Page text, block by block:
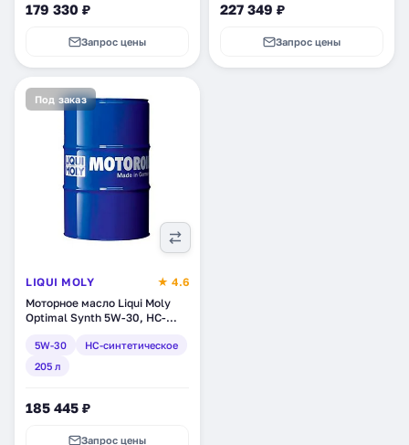
179 330 ₽
Запрос цены
227 349 ₽
Запрос цены
Под заказ
LIQUI MOLY
★ 4.6
Моторное масло Liqui Moly
Optimal Synth 5W-30, HC-
5W-30
HC-синтетическое
205 л
185 445 ₽
Запрос цены